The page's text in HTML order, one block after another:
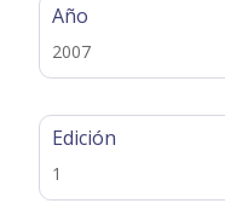
Año
2007
Edición
1